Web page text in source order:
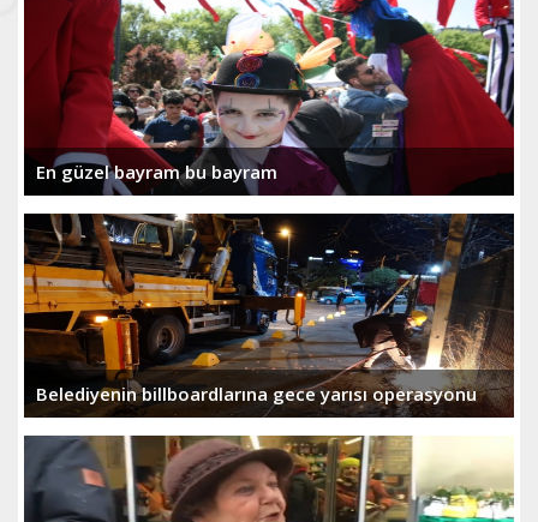
En güzel bayram bu bayram
Belediyenin billboardlarına gece yarısı operasyonu